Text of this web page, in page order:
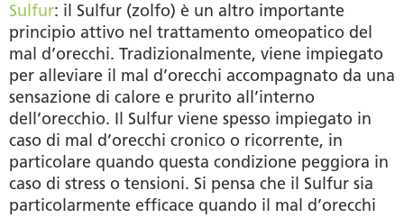
Sulfur: il Sulfur (zolfo) è un altro importante
principio attivo nel trattamento omeopatico del
mal d’orecchi. Tradizionalmente, viene impiegato
per alleviare il mal d’orecchi accompagnato da una
sensazione di calore e prurito all’interno
dell’orecchio. Il Sulfur viene spesso impiegato in
caso di mal d’orecchi cronico o ricorrente, in
particolare quando questa condizione peggiora in
caso di stress o tensioni. Si pensa che il Sulfur sia
particolarmente efficace quando il mal d’orecchi